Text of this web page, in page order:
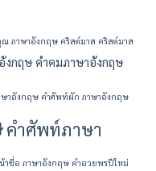
ภาษาอังกฤษ คริสต์มาส คริสต์มาส
งกฤษ คำคมภาษาอังกฤษ
าอังกฤษ คำศัพท์ผัก ภาษาอังกฤษ
คำศัพท์ภาษา
าชื่อ ภาษาอังกฤษ คําอวยพรปีใหม่